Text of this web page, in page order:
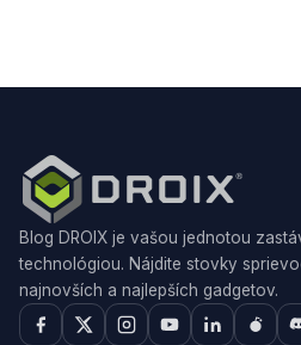
Blog DROIX je vašou jednotou
technológiou. Nájdite stovky
najnovších a najlepších gadgetov.